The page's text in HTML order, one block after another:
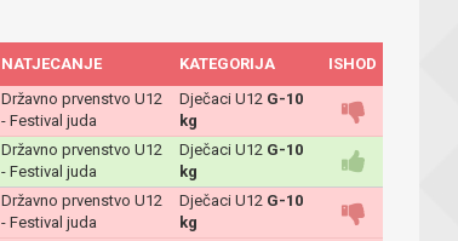
NATJECANJE KATEGORIJA ISHOD
Državno prvenstvo U12
- Festival juda
Dječaci U12 G-10
kg
Državno prvenstvo U12
- Festival juda
Dječaci U12 G-10
kg
Državno prvenstvo U12
- Festival juda
Dječaci U12 G-10
kg